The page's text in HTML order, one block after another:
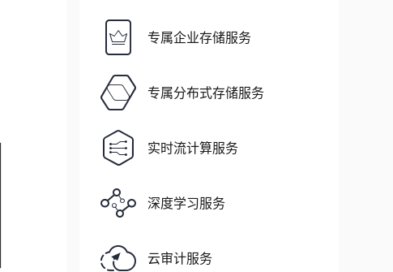
专属企业存储服务
专属分布式存储服务
实时流计算服务
深度学习服务
云审计服务